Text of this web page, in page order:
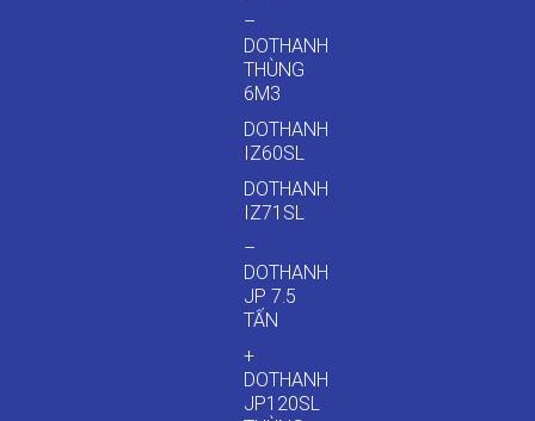
–
DOTHANH
THÙNG
6M3
DOTHANH
IZ60SL
DOTHANH
IZ71SL
–
DOTHANH
JP 7.5
TẤN
+
DOTHANH
JP120SL